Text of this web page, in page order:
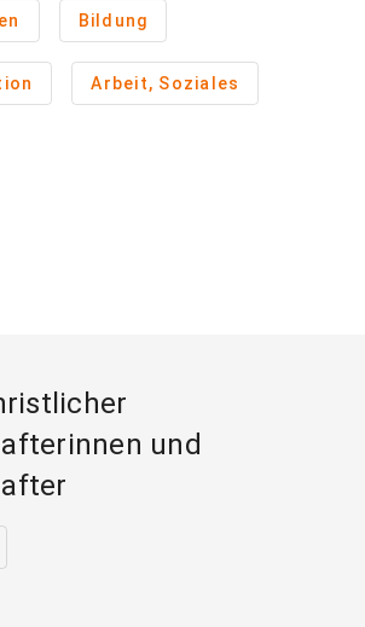
Bildung
Arbeit, Soziales
und